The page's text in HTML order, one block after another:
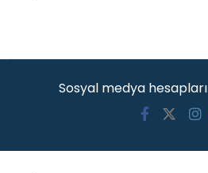
Sosyal medya